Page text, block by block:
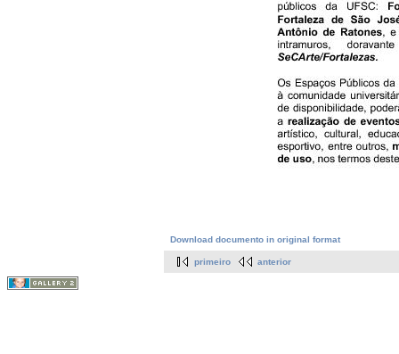
Download documento in original format
primeiro anterior